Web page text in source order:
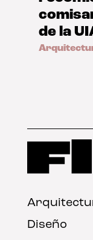
de la
Diseño